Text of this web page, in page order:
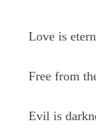
Love is
Free from
Evil is